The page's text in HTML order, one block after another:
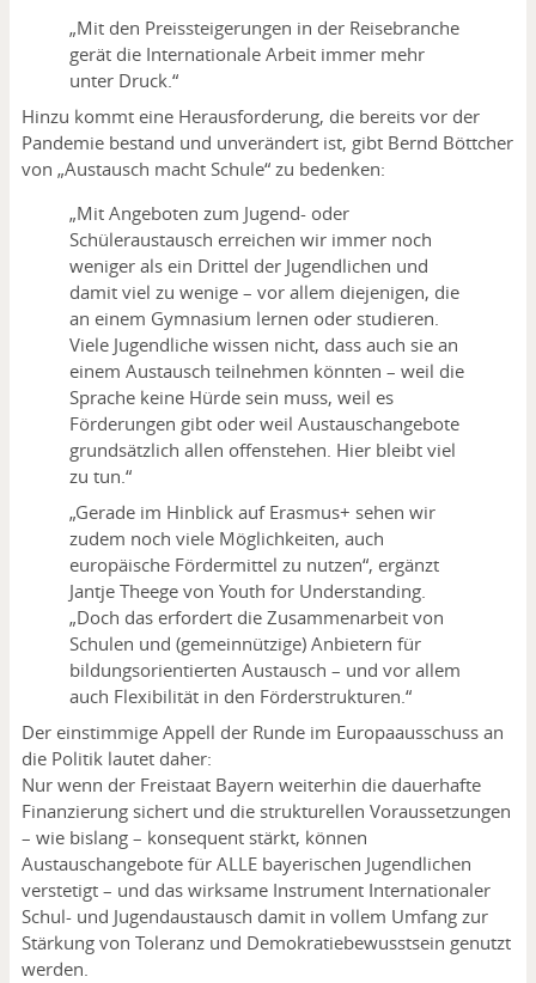
„Mit den Preissteigerungen in der Reisebranche
gerät die Internationale Arbeit immer mehr
unter Druck.“
Hinzu kommt eine Herausforderung, die bereits vor der
Pandemie bestand und unverändert ist, gibt Bernd Böttcher
von „Austausch macht Schule“ zu bedenken:
„Mit Angeboten zum Jugend- oder
Schüleraustausch erreichen wir immer noch
weniger als ein Drittel der Jugendlichen und
damit viel zu wenige – vor allem diejenigen, die
an einem Gymnasium lernen oder studieren.
Viele Jugendliche wissen nicht, dass auch sie an
einem Austausch teilnehmen könnten – weil die
Sprache keine Hürde sein muss, weil es
Förderungen gibt oder weil Austauschangebote
grundsätzlich allen offenstehen. Hier bleibt viel
zu tun.“
„Gerade im Hinblick auf Erasmus+ sehen wir
zudem noch viele Möglichkeiten, auch
europäische Fördermittel zu nutzen“, ergänzt
Jantje Theege von Youth for Understanding.
„Doch das erfordert die Zusammenarbeit von
Schulen und (gemeinnützige) Anbietern für
bildungsorientierten Austausch – und vor allem
auch Flexibilität in den Förderstrukturen.“
Der einstimmige Appell der Runde im Europaausschuss an
die Politik lautet daher:
Nur wenn der Freistaat Bayern weiterhin die dauerhafte
Finanzierung sichert und die strukturellen Voraussetzungen
– wie bislang – konsequent stärkt, können
Austauschangebote für ALLE bayerischen Jugendlichen
verstetigt – und das wirksame Instrument Internationaler
Schul- und Jugendaustausch damit in vollem Umfang zur
Stärkung von Toleranz und Demokratiebewusstsein genutzt
werden.